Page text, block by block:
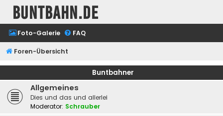
buntbahn.de
Foto-Galerie FAQ
Foren-Übersicht
Buntbahner
Allgemeines
Dies und das und allerlei
Moderator: Schrauber